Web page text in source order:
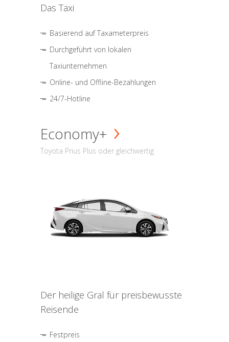
Das Taxi
Basierend auf Taxameterpreis
Durchgeführt von lokalen
Taxiunternehmen
Online- und Offline-Bezahlungen
24/7-Hotline
Economy+
Toyota Prius Plus oder gleichwertig
Der heilige Gral für preisbewusste
Reisende
Festpreis